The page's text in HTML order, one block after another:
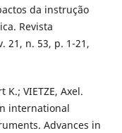
da instrução
Revista
21, n. 53, p. 1-21,
K.; VIETZE, Axel.
international
Advances in